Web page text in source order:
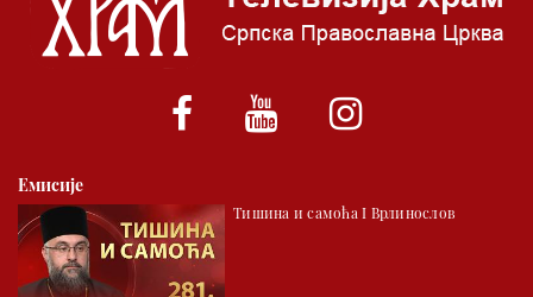
*најважније вести емитујемо на сваки пун сат
Емисије
Тишина и самоћа I Врлинослов